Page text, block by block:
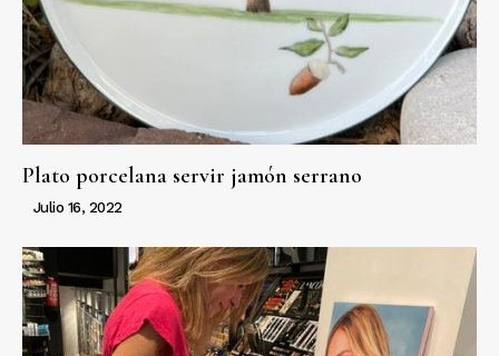
Plato porcelana servir jamón serrano
Julio 16, 2022